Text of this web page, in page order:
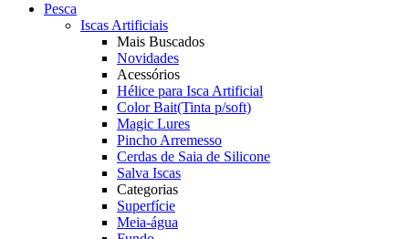
Pesca
Iscas Artificiais
Mais Buscados
Novidades
Acessórios
Hélice para Isca Artificial
Color Bait(Tinta p/soft)
Magic Lures
Pincho Arremesso
Cerdas de Saia de Silicone
Salva Iscas
Categorias
Superfície
Meia-água